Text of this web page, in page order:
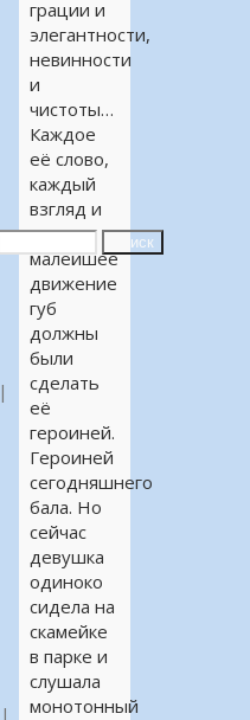
Поиск
грации и
элегантности,
невинности
и
чистоты…
Каждое
её слово,
каждый
взгляд и
жест,
малейшее
движение
губ
должны
были
сделать
её
героиней.
Героиней
сегодняшнего
бала. Но
сейчас
девушка
одиноко
сидела на
скамейке
в парке и
слушала
монотонный
|
|